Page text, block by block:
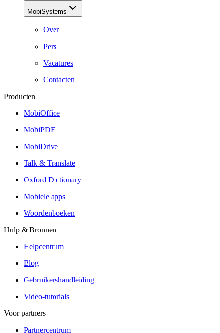
MobiSystems
Over
Pers
Vacatures
Contacten
Producten
MobiOffice
MobiPDF
MobiDrive
Talk & Translate
Oxford Dictionary
Mobiele apps
Woordenboeken
Hulp & Bronnen
Helpcentrum
Blog
Gebruikershandleiding
Video-tutorials
Voor partners
Partnercentrum